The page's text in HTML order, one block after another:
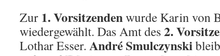
Zur 1. Vorsitzendenwurde Karin von
wiedergewählt. Das Amt des 2.
Lothar Esser. André Smulczynski